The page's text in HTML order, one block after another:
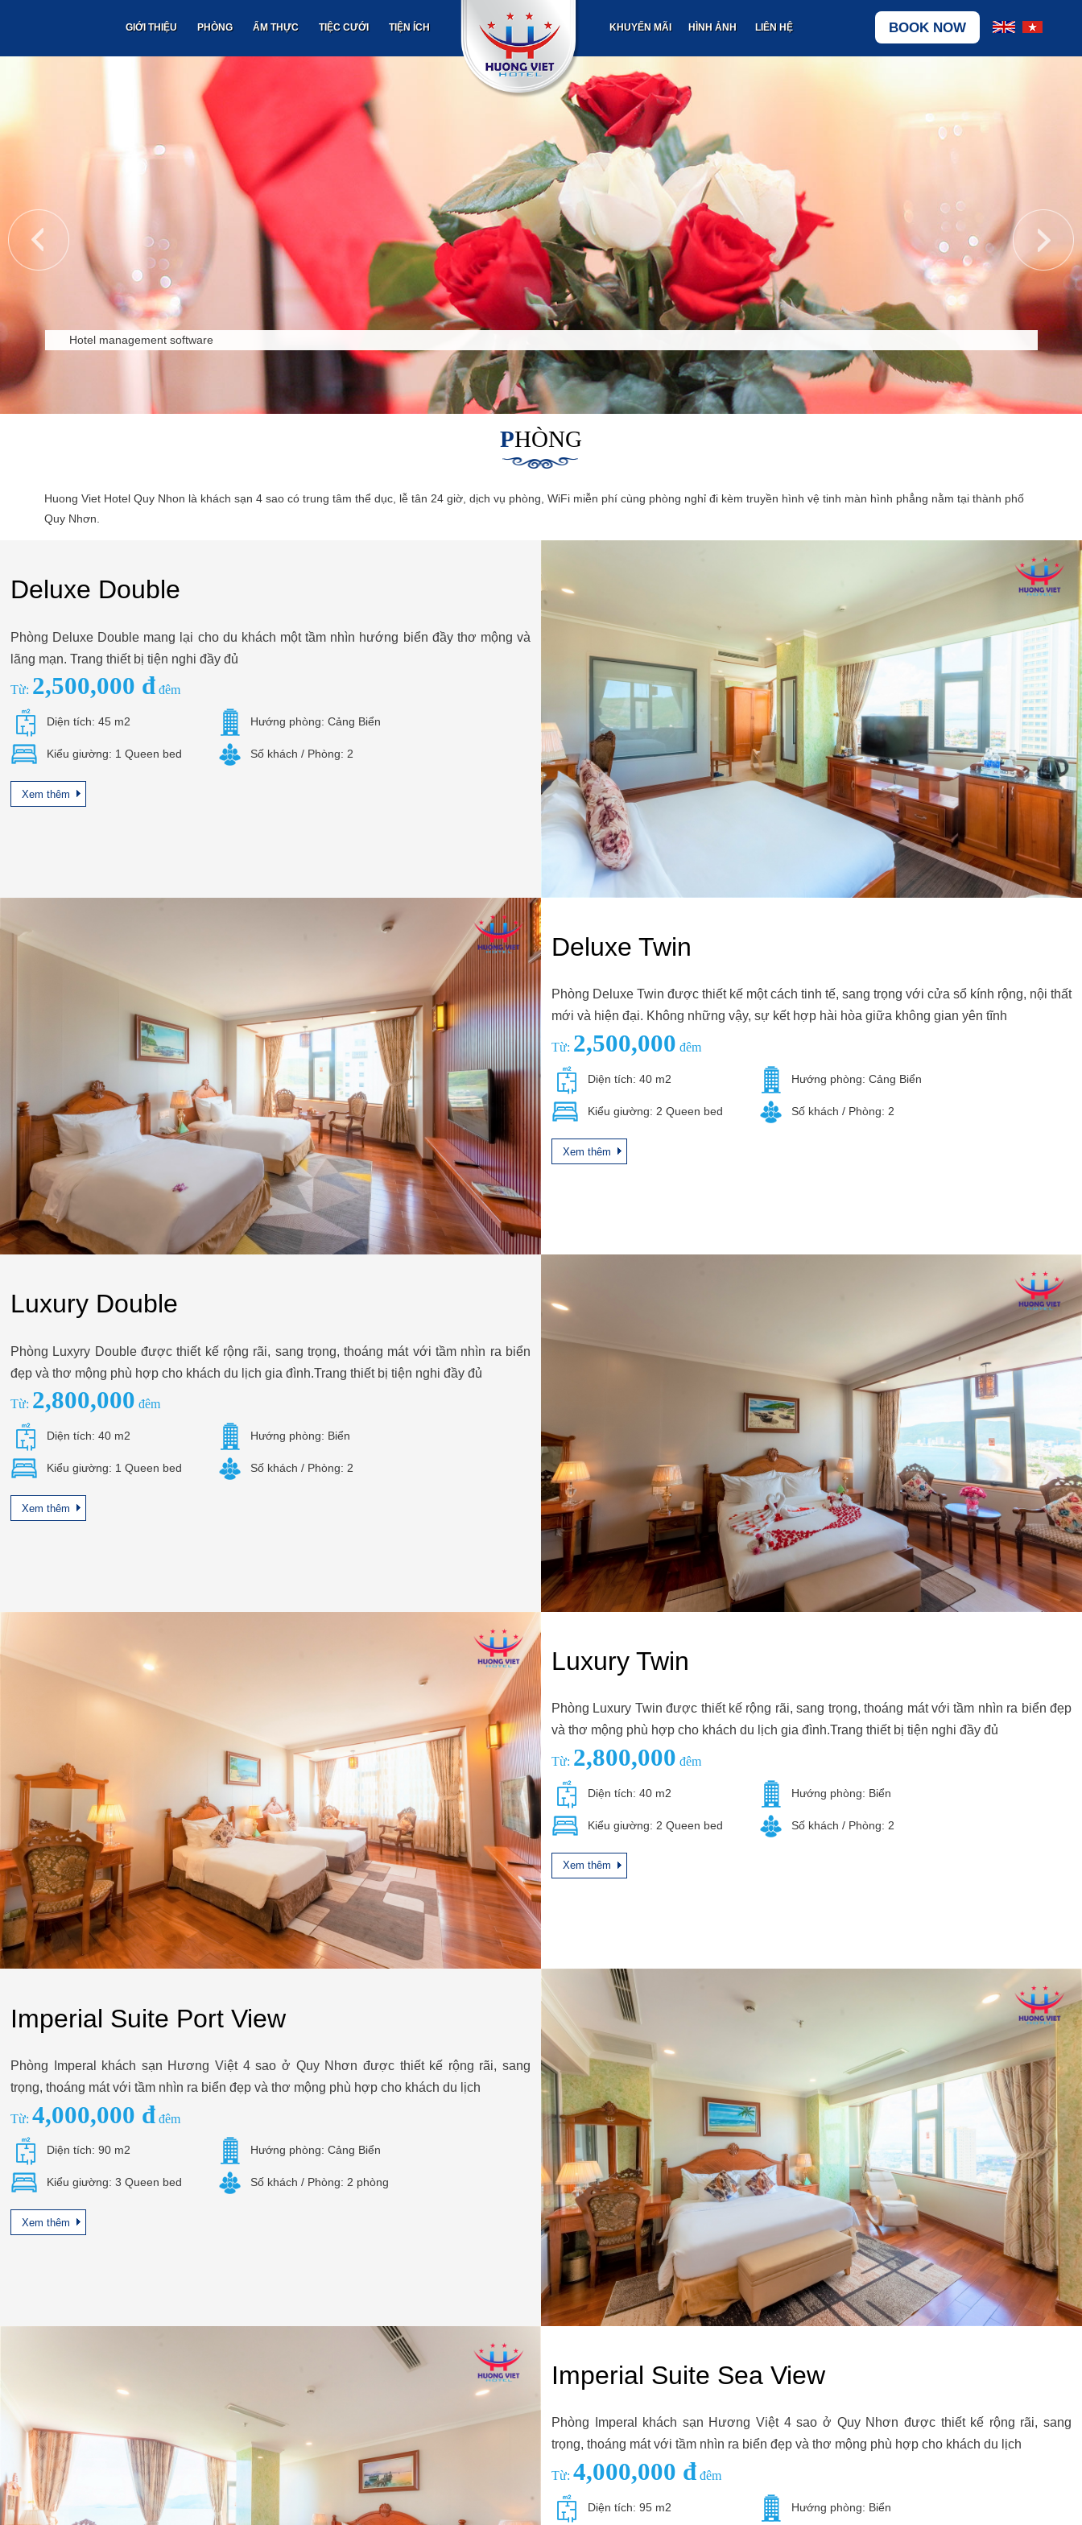
GIỚI THIỆU PHÒNG ẨM THỰC TIỆC CƯỚI TIỆN ÍCH KHUYẾN MÃI HÌNH ẢNH LIÊN HỆ BOOK NOW
Hotel management software
PHÒNG
Huong Viet Hotel Quy Nhon là khách sạn 4 sao có trung tâm thể dục, lễ tân 24 giờ, dịch vụ phòng, WiFi miễn phí cùng phòng nghỉ đi kèm truyền hình vệ tinh màn hình phẳng nằm tại thành phố
Quy Nhơn.
Deluxe Double
Phòng Deluxe Double mang lại cho du khách một tầm nhìn hướng biển đầy thơ mộng và
lãng mạn. Trang thiết bị tiện nghi đầy đủ
Từ: 2,500,000 đ đêm
Diện tích: 45 m2 Hướng phòng: Cảng Biển
Kiểu giường: 1 Queen bed Số khách / Phòng: 2
Xem thêm
Deluxe Twin
Phòng Deluxe Twin được thiết kế một cách tinh tế, sang trọng với cửa sổ kính rộng, nội thất
mới và hiện đại. Không những vậy, sự kết hợp hài hòa giữa không gian yên tĩnh
Từ: 2,500,000 đêm
Diện tích: 40 m2 Hướng phòng: Cảng Biển
Kiểu giường: 2 Queen bed Số khách / Phòng: 2
Xem thêm
Luxury Double
Phòng Luxyry Double được thiết kế rộng rãi, sang trọng, thoáng mát với tầm nhìn ra biển
đẹp và thơ mộng phù hợp cho khách du lịch gia đình.Trang thiết bị tiện nghi đầy đủ
Từ: 2,800,000 đêm
Diện tích: 40 m2 Hướng phòng: Biển
Kiểu giường: 1 Queen bed Số khách / Phòng: 2
Xem thêm
Luxury Twin
Phòng Luxury Twin được thiết kế rộng rãi, sang trọng, thoáng mát với tầm nhìn ra biển đẹp
và thơ mộng phù hợp cho khách du lịch gia đình.Trang thiết bị tiện nghi đầy đủ
Từ: 2,800,000 đêm
Diện tích: 40 m2 Hướng phòng: Biển
Kiểu giường: 2 Queen bed Số khách / Phòng: 2
Xem thêm
Imperial Suite Port View
Phòng Imperal khách sạn Hương Việt 4 sao ở Quy Nhơn được thiết kế rộng rãi, sang
trọng, thoáng mát với tầm nhìn ra biển đẹp và thơ mộng phù hợp cho khách du lịch
Từ: 4,000,000 đ đêm
Diện tích: 90 m2 Hướng phòng: Cảng Biển
Kiểu giường: 3 Queen bed Số khách / Phòng: 2 phòng
Xem thêm
Imperial Suite Sea View
Phòng Imperal khách sạn Hương Việt 4 sao ở Quy Nhơn được thiết kế rộng rãi, sang
trọng, thoáng mát với tầm nhìn ra biển đẹp và thơ mộng phù hợp cho khách du lịch
Từ: 4,000,000 đ đêm
Diện tích: 95 m2 Hướng phòng: Biển